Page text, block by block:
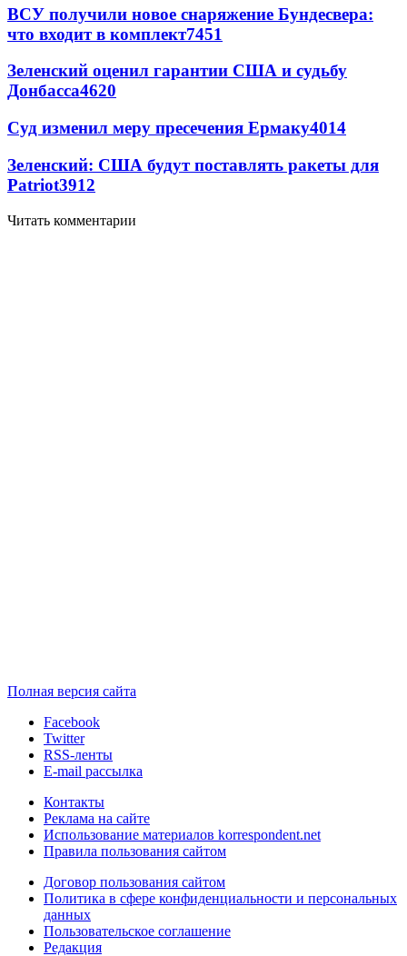
ВСУ получили новое снаряжение Бундесвера:
что входит в комплект7451
Зеленский оценил гарантии США и судьбу
Донбасса4620
Суд изменил меру пресечения Ермаку4014
Зеленский: США будут поставлять ракеты для
Patriot3912
Читать комментарии
Полная версия сайта
Facebook
Twitter
RSS-ленты
E-mail рассылка
Контакты
Реклама на сайте
Использование материалов korrespondent.net
Правила пользования сайтом
Договор пользования сайтом
Политика в сфере конфиденциальности и персональных
данных
Пользовательское соглашение
Редакция